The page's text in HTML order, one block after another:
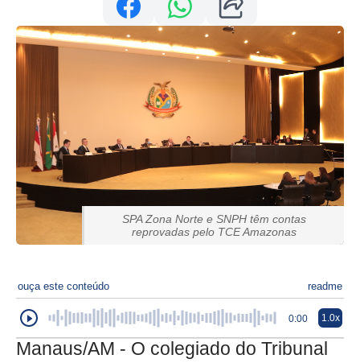
SPA Zona Norte e SNPH têm contas
reprovadas pelo TCE Amazonas
ouça este conteúdo readme
0:00 1.0x
Manaus/AM - O colegiado do Tribunal